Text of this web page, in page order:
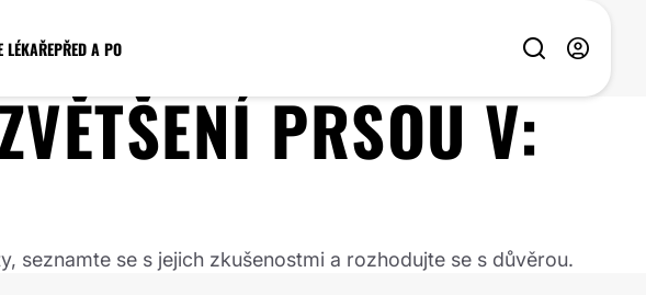
LÉKAŘEPŘED A PO
PRSOUV:
seznamte se s jejich zkušenostmi a rozhodujte se s důvěrou.